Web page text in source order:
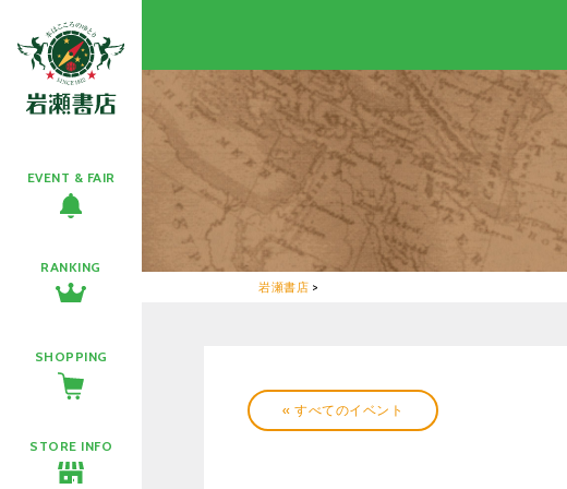
EVENT & FAIR
RANKING
SHOPPING
STORE INFO
岩瀬書店 >
« すべてのイベント